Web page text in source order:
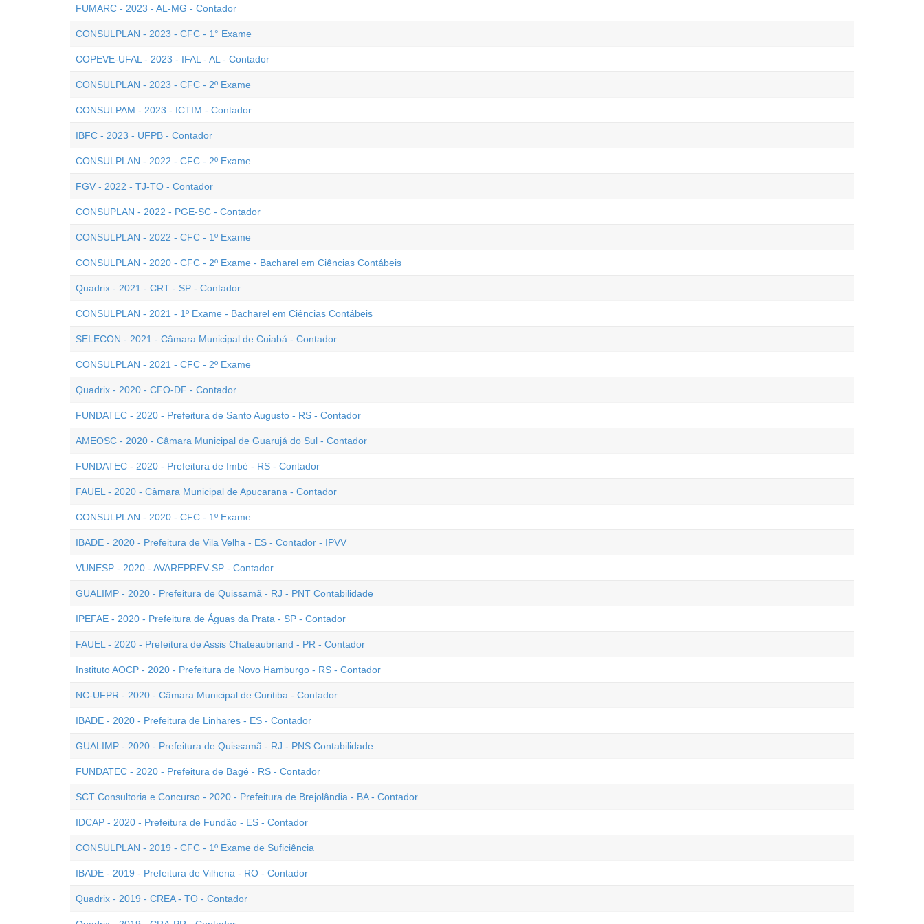
FUMARC - 2023 - AL-MG - Contador
CONSULPLAN - 2023 - CFC - 1° Exame
COPEVE-UFAL - 2023 - IFAL - AL - Contador
CONSULPLAN - 2023 - CFC - 2º Exame
CONSULPAM - 2023 - ICTIM - Contador
IBFC - 2023 - UFPB - Contador
CONSULPLAN - 2022 - CFC - 2º Exame
FGV - 2022 - TJ-TO - Contador
CONSUPLAN - 2022 - PGE-SC - Contador
CONSULPLAN - 2022 - CFC - 1º Exame
CONSULPLAN - 2020 - CFC - 2º Exame - Bacharel em Ciências Contábeis
Quadrix - 2021 - CRT - SP - Contador
CONSULPLAN - 2021 - 1º Exame - Bacharel em Ciências Contábeis
SELECON - 2021 - Câmara Municipal de Cuiabá - Contador
CONSULPLAN - 2021 - CFC - 2º Exame
Quadrix - 2020 - CFO-DF - Contador
FUNDATEC - 2020 - Prefeitura de Santo Augusto - RS - Contador
AMEOSC - 2020 - Câmara Municipal de Guarujá do Sul - Contador
FUNDATEC - 2020 - Prefeitura de Imbé - RS - Contador
FAUEL - 2020 - Câmara Municipal de Apucarana - Contador
CONSULPLAN - 2020 - CFC - 1º Exame
IBADE - 2020 - Prefeitura de Vila Velha - ES - Contador - IPVV
VUNESP - 2020 - AVAREPREV-SP - Contador
GUALIMP - 2020 - Prefeitura de Quissamã - RJ - PNT Contabilidade
IPEFAE - 2020 - Prefeitura de Águas da Prata - SP - Contador
FAUEL - 2020 - Prefeitura de Assis Chateaubriand - PR - Contador
Instituto AOCP - 2020 - Prefeitura de Novo Hamburgo - RS - Contador
NC-UFPR - 2020 - Câmara Municipal de Curitiba - Contador
IBADE - 2020 - Prefeitura de Linhares - ES - Contador
GUALIMP - 2020 - Prefeitura de Quissamã - RJ - PNS Contabilidade
FUNDATEC - 2020 - Prefeitura de Bagé - RS - Contador
SCT Consultoria e Concurso - 2020 - Prefeitura de Brejolândia - BA - Contador
IDCAP - 2020 - Prefeitura de Fundão - ES - Contador
CONSULPLAN - 2019 - CFC - 1º Exame de Suficiência
IBADE - 2019 - Prefeitura de Vilhena - RO - Contador
Quadrix - 2019 - CREA - TO - Contador